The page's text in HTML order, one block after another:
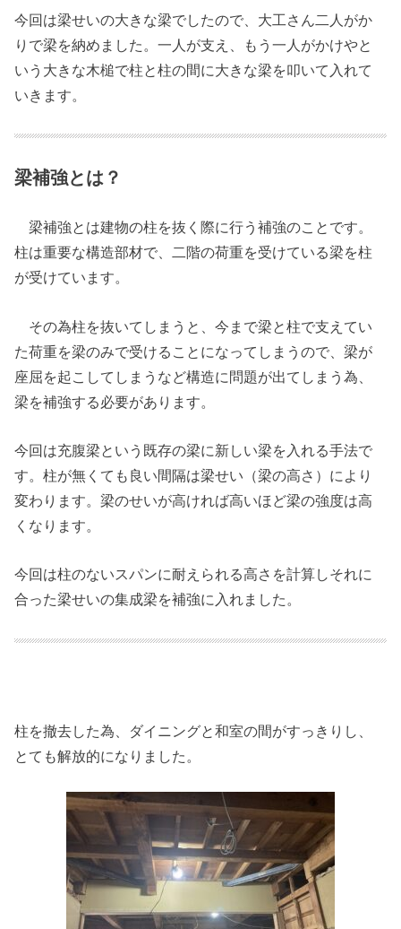
今回は梁せいの大きな梁でしたので、大工さん二人がか
りで梁を納めました。一人が支え、もう一人がかけやと
いう大きな木槌で柱と柱の間に大きな梁を叩いて入れて
いきます。
梁補強とは？
梁補強とは建物の柱を抜く際に行う補強のことです。
柱は重要な構造部材で、二階の荷重を受けている梁を柱
が受けています。
その為柱を抜いてしまうと、今まで梁と柱で支えてい
た荷重を梁のみで受けることになってしまうので、梁が
座屈を起こしてしまうなど構造に問題が出てしまう為、
梁を補強する必要があります。
今回は充腹梁という既存の梁に新しい梁を入れる手法で
す。柱が無くても良い間隔は梁せい（梁の高さ）により
変わります。梁のせいが高ければ高いほど梁の強度は高
くなります。
今回は柱のないスパンに耐えられる高さを計算しそれに
合った梁せいの集成梁を補強に入れました。
柱を撤去した為、ダイニングと和室の間がすっきりし、
とても解放的になりました。